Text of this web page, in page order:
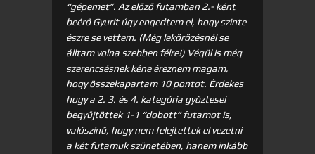
“gépemet”. Az előző futamban 2.- ként
beérő Gyurit úgy engedtem el, hogy szinte
észre se vettem. (Még lekörözésnél se
álltam volna szebben félre!) Végül is még
szerencsésnek kéne éreznem magam,
hogy összekapartam 10 pontot. Érdekes
hogy a 2. 3. és 4. kategória győztesei
begyűjtöttek 1-1 “dobott” futamot is,
valószínű, hogy nem felejtettek el vezetni
a két futamuk szünetében, hanem inkább